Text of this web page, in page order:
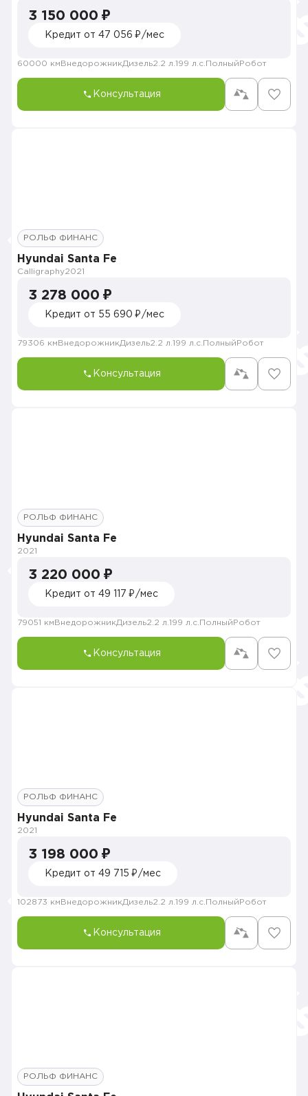
3 150 000 ₽
Кредит от 47 056 ₽/мес
60000 км ВнедорожникДизель2.2 л. 199 л.с. Полный Робот
Консультация
РОЛЬФ ФИНАНС
Hyundai Santa Fe
Calligraphy2021
3 278 000 ₽
Кредит от 55 690 ₽/мес
79306 км ВнедорожникДизель2.2 л. 199 л.с. Полный Робот
Консультация
РОЛЬФ ФИНАНС
Hyundai Santa Fe
2021
3 220 000 ₽
Кредит от 49 117 ₽/мес
79051 км ВнедорожникДизель2.2 л. 199 л.с. Полный Робот
Консультация
РОЛЬФ ФИНАНС
Hyundai Santa Fe
2021
3 198 000 ₽
Кредит от 49 715 ₽/мес
102873 км ВнедорожникДизель2.2 л. 199 л.с. Полный Робот
Консультация
РОЛЬФ ФИНАНС